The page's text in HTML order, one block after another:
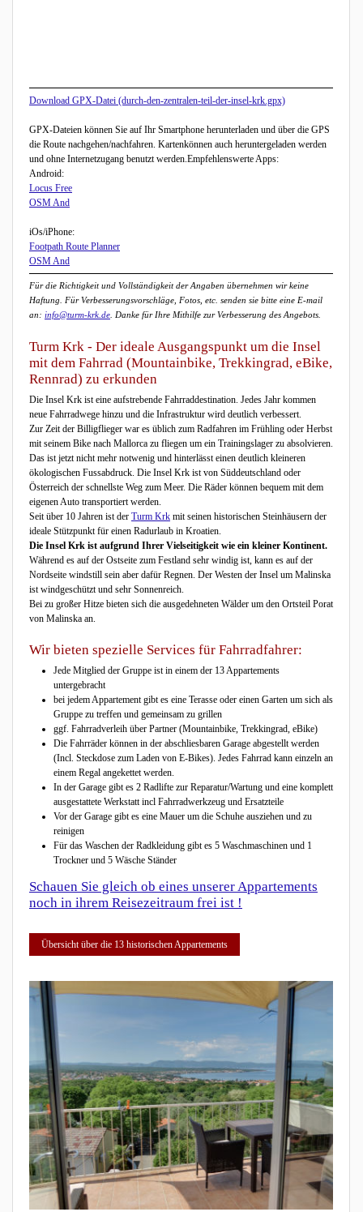
Download GPX-Datei (durch-den-zentralen-teil-der-insel-krk.gpx)
GPX-Dateien können Sie auf Ihr Smartphone herunterladen und über die GPS
die Route nachgehen/nachfahren. Kartenkönnen auch heruntergeladen werden
und ohne Internetzugang benutzt werden.Empfehlenswerte Apps:
Android:
Locus Free
OSM And
iOs/iPhone:
Footpath Route Planner
OSM And
Für die Richtigkeit und Vollständigkeit der Angaben übernehmen wir keine
Haftung. Für Verbesserungsvorschläge, Fotos, etc. senden sie bitte eine E-mail
an: info@turm-krk.de . Danke für Ihre Mithilfe zur Verbesserung des Angebots.
Turm Krk - Der ideale Ausgangspunkt um die Insel
mit dem Fahrrad (Mountainbike, Trekkingrad, eBike,
Rennrad) zu erkunden
Die Insel Krk ist eine aufstrebende Fahrraddestination. Jedes Jahr kommen
neue Fahrradwege hinzu und die Infrastruktur wird deutlich verbessert.
Zur Zeit der Billigflieger war es üblich zum Radfahren im Frühling oder Herbst
mit seinem Bike nach Mallorca zu fliegen um ein Trainingslager zu absolvieren.
Das ist jetzt nicht mehr notwenig und hinterlässt einen deutlich kleineren
ökologischen Fussabdruck. Die Insel Krk ist von Süddeutschland oder
Österreich der schnellste Weg zum Meer. Die Räder können bequem mit dem
eigenen Auto transportiert werden.
Seit über 10 Jahren ist der Turm Krk mit seinen historischen Steinhäusern der
ideale Stützpunkt für einen Radurlaub in Kroatien.
Die Insel Krk ist aufgrund Ihrer Vielseitigkeit wie ein kleiner Kontinent.
Während es auf der Ostseite zum Festland sehr windig ist, kann es auf der
Nordseite windstill sein aber dafür Regnen. Der Westen der Insel um Malinska
ist windgeschützt und sehr Sonnenreich.
Bei zu großer Hitze bieten sich die ausgedehneten Wälder um den Ortsteil Porat
von Malinska an.
Wir bieten spezielle Services für Fahrradfahrer:
Jede Mitglied der Gruppe ist in einem der 13 Appartements
untergebracht
bei jedem Appartement gibt es eine Terasse oder einen Garten um sich als
Gruppe zu treffen und gemeinsam zu grillen
ggf. Fahrradverleih über Partner (Mountainbike, Trekkingrad, eBike)
Die Fahrräder können in der abschliesbaren Garage abgestellt werden
(Incl. Steckdose zum Laden von E-Bikes). Jedes Fahrrad kann einzeln an
einem Regal angekettet werden.
In der Garage gibt es 2 Radlifte zur Reparatur/Wartung und eine komplett
ausgestattete Werkstatt incl Fahrradwerkzeug und Ersatzteile
Vor der Garage gibt es eine Mauer um die Schuhe ausziehen und zu
reinigen
Für das Waschen der Radkleidung gibt es 5 Waschmaschinen und 1
Trockner und 5 Wäsche Ständer
Schauen Sie gleich ob eines unserer Appartements
noch in ihrem Reisezeitraum frei ist !
Übersicht über die 13 historischen Appartements